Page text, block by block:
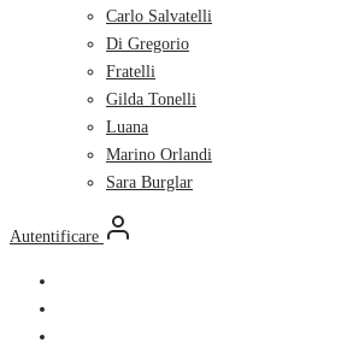
Carlo Salvatelli
Di Gregorio
Fratelli
Gilda Tonelli
Luana
Marino Orlandi
Sara Burglar
Autentificare